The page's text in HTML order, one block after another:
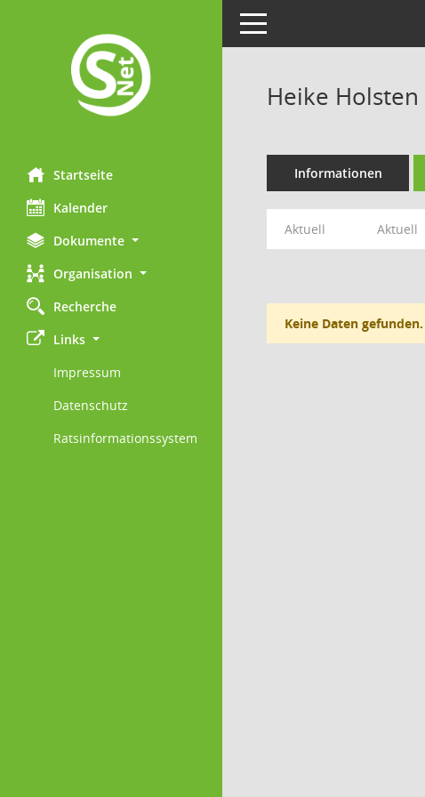
Startseite
Kalender
Dokumente
Organisation
Recherche
Links
Impressum
Datenschutz
Ratsinformationssystem
Toggle navigation
Heike Holsten
Informationen
Aktuell Aktuell
Keine Daten gefunden.